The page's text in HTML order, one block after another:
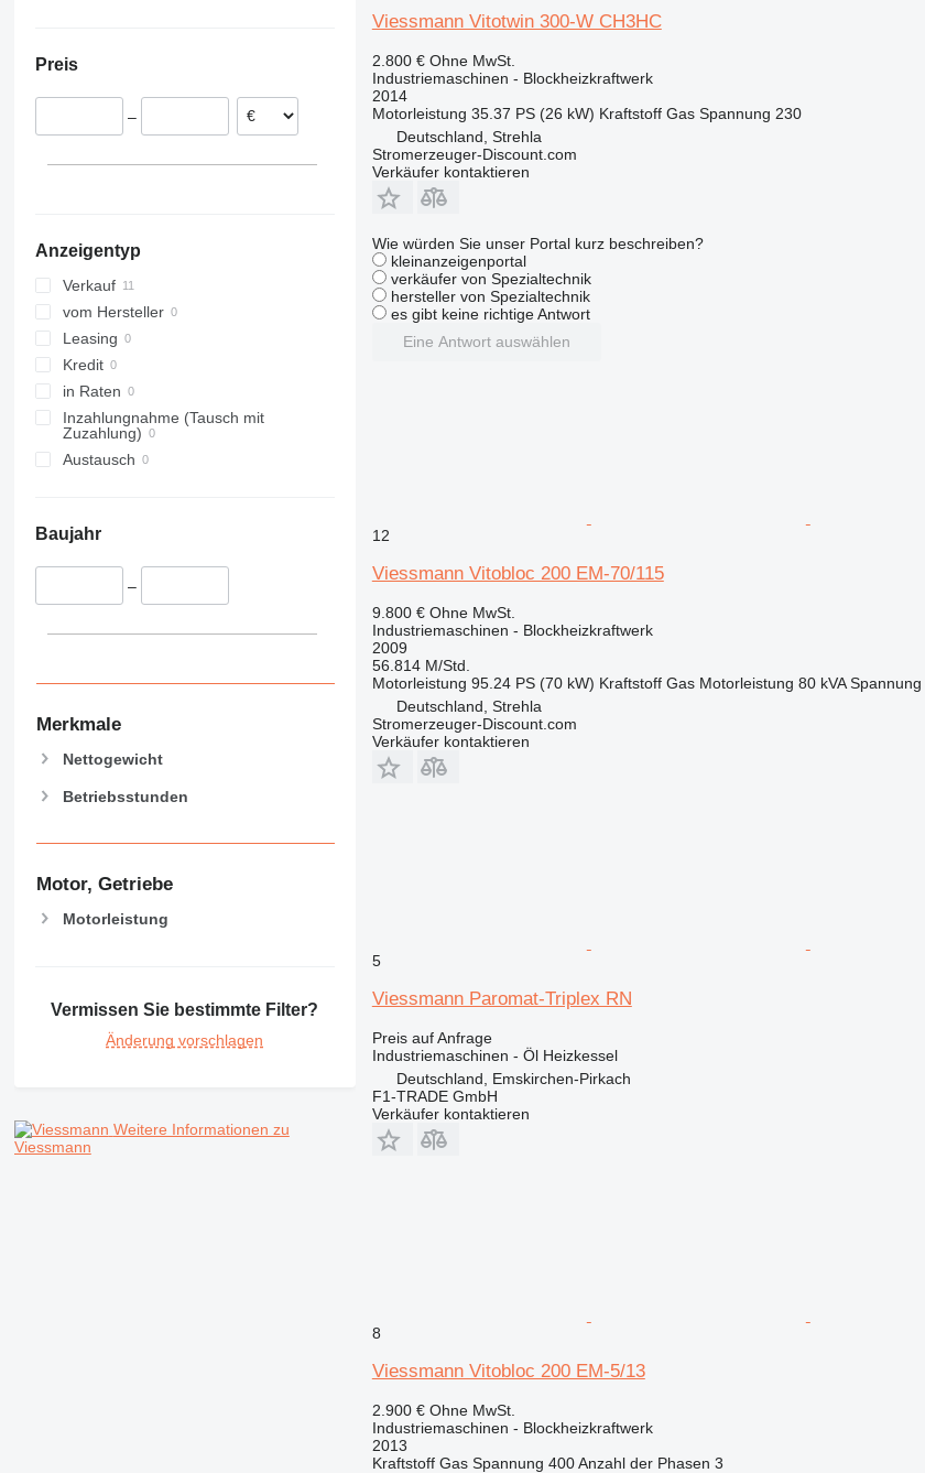
Preis
–
Anzeigentyp
Verkauf
vom Hersteller
Leasing
Kredit
in Raten
Inzahlungnahme (Tausch mit
Zuzahlung)
Austausch
Baujahr
–
Merkmale
Nettogewicht
Betriebsstunden
Motor, Getriebe
Motorleistung
Vermissen Sie bestimmte Filter?
Änderung vorschlagen
Weitere Informationen zu
Viessmann
Viessmann Vitotwin 300-W CH3HC
2.800 € Ohne MwSt.
Industriemaschinen - Blockheizkraftwerk
2014
Motorleistung 35.37 PS (26 kW) Kraftstoff Gas Spannung 230
Deutschland, Strehla
Stromerzeuger-Discount.com
Verkäufer kontaktieren
Wie würden Sie unser Portal kurz beschreiben?
kleinanzeigenportal
verkäufer von Spezialtechnik
hersteller von Spezialtechnik
es gibt keine richtige Antwort
Eine Antwort auswählen
12
Viessmann Vitobloc 200 EM-70/115
9.800 € Ohne MwSt.
Industriemaschinen - Blockheizkraftwerk
2009
56.814 M/Std.
Motorleistung 95.24 PS (70 kW) Kraftstoff Gas Motorleistung 80 kVA Spannung
Deutschland, Strehla
Stromerzeuger-Discount.com
Verkäufer kontaktieren
5
Viessmann Paromat-Triplex RN
Preis auf Anfrage
Industriemaschinen - Öl Heizkessel
Deutschland, Emskirchen-Pirkach
F1-TRADE GmbH
Verkäufer kontaktieren
8
Viessmann Vitobloc 200 EM-5/13
2.900 € Ohne MwSt.
Industriemaschinen - Blockheizkraftwerk
2013
Kraftstoff Gas Spannung 400 Anzahl der Phasen 3